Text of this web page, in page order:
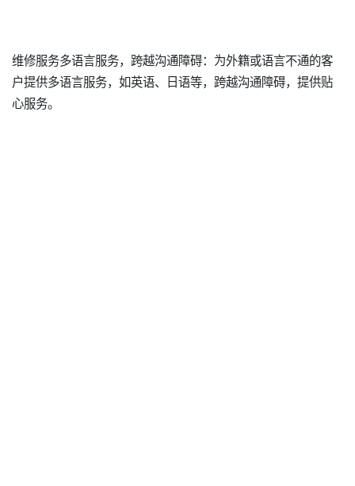
维修服务多语言服务，跨越沟通障碍：为外籍或语言不通的客
户提供多语言服务，如英语、日语等，跨越沟通障碍，提供贴
心服务。